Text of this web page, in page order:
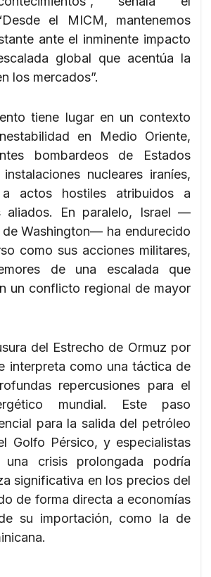
el MICM, mantenemos
ante el inminente impacto
global que acentúa la
los mercados”.
tiene lugar en un contexto
en Medio Oriente,
bombardeos de Estados
nucleares iraníes,
actos hostiles atribuidos a
aliados. En paralelo, Israel —
Washington— ha endurecido
como sus acciones militares,
de una escalada que
un conflicto regional de mayor
del Estrecho de Ormuz por
interpreta como una táctica de
repercusiones para el
mundial. Este paso
para la salida del petróleo
Golfo Pérsico, y especialistas
una crisis prolongada podría
significativa en los precios del
de forma directa a economías
su importación, como la de